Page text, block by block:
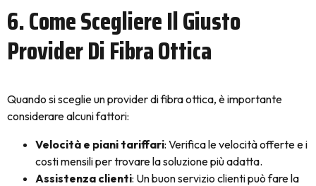
6. Come Scegliere Il Giusto
Provider Di Fibra Ottica
Quando si sceglie un provider di fibra ottica, è importante
considerare alcuni fattori:
Velocità e piani tariffari: Verifica le velocità offerte e i
costi mensili per trovare la soluzione più adatta.
Assistenza clienti: Un buon servizio clienti può fare la